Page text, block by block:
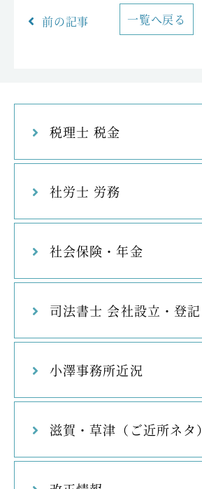
税理士 税金
社労士 労務
社会保険・年金
司法書士 会社設立・登記
小澤事務所近況
滋賀・草津（ご近所ネタ）
前の記事 一覧へ戻る